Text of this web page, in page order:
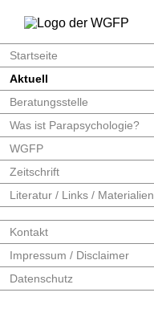
Startseite
Aktuell
Beratungsstelle
Was ist Parapsychologie?
WGFP
Zeitschrift
Literatur / Links / Materialien
Kontakt
Impressum / Disclaimer
Datenschutz